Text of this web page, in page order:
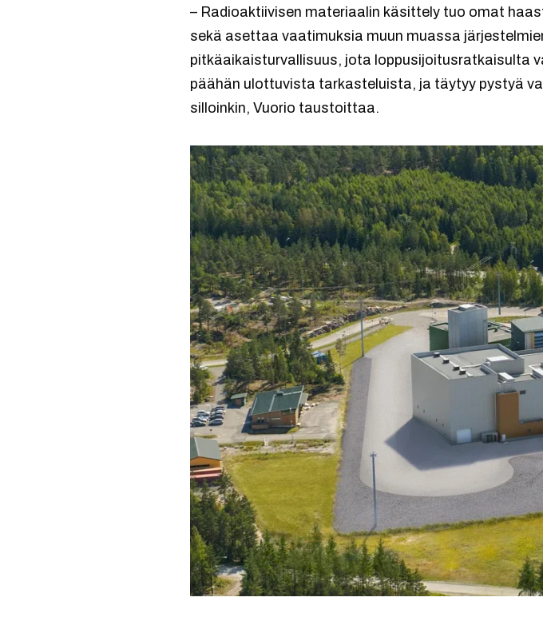
– Radioaktiivisen materiaalin käsittely tuo omat
sekä asettaa vaatimuksia muun muassa
pitkäaikaisturvallisuus, jota loppusijoitusratkaisulta
päähän ulottuvista tarkasteluista, ja täytyy pystyä
silloinkin, Vuorio taustoittaa.